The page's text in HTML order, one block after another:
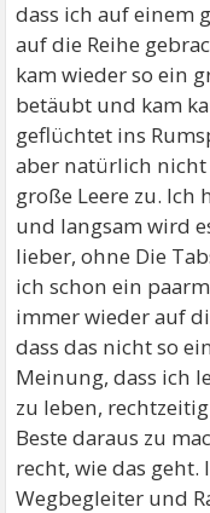
dass ich auf einem
auf die Reihe
kam wieder so ein
betäubt und kam
geflüchtet ins
aber natürlich
große Leere zu. Ich
und langsam wird
lieber, ohne Die
ich schon ein
immer wieder auf
dass das nicht so
Meinung, dass ich
zu leben,
Beste daraus zu
recht, wie das geht.
Wegbegleiter und